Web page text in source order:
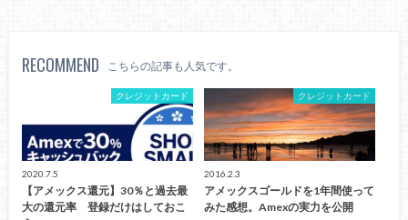
RECOMMEND こちらの記事も人気です。
クレジットカード
2020.7.5
【アメックス還元】30％と過去最
大の還元率 登録だけはしておこ
クレジットカード
2016.2.3
アメックスゴールドを1年間使って
みた感想。Amexの実力を公開